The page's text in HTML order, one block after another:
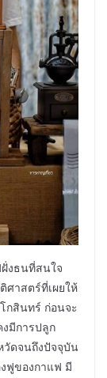
ฝั่งธนที่สนใจ
าสตร์ที่เผยให้
กสินทร์ ก่อนจะ
มีการปลูก
วัดจนถึงปัจจุบัน
ฟูของกาแฟ มี